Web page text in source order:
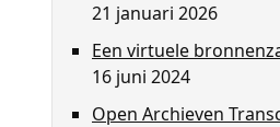
21 januari 2026
Een virtuele
16 juni 2024
Open Archieven